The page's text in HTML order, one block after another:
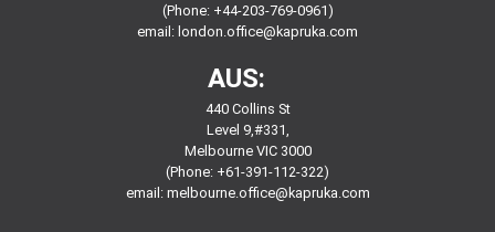
(Phone: +44-203-769-0961)
email: london.office@kapruka.com
AUS:
440 Collins St
Level 9,#331,
Melbourne VIC 3000
(Phone: +61-391-112-322)
email: melbourne.office@kapruka.com